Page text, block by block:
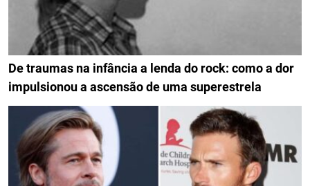
De traumas na infância a lenda do rock: como a dor
impulsionou a ascensão de uma superestrela